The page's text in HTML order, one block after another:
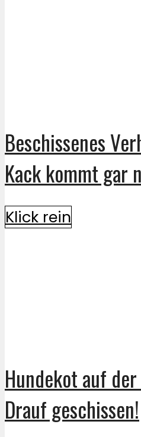
Beschissenes
Kack kommt gar
Klick rein
Hundekot auf
Drauf geschissen!